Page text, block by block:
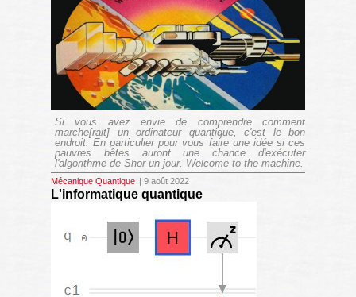
Si vous avez envie de comprendre comment
marche[rait] un ordinateur quantique, c'est le bon
endroit. En particulier pour vous faire une idée si ces
pauvres bêtes auront une chance d'exécuter
l'algorithme de Shor un jour. Welcome to the machine.
Mécanique Quantique | 9 août 2022
L'informatique quantique